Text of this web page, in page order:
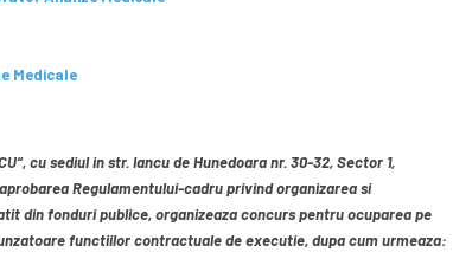
Medicale
cu sediul in str. Iancu de Hunedoara nr. 30-32, Sector 1,
Regulamentului-cadru privind organizarea si
din fonduri publice, organizeaza concurs pentru ocuparea pe
functiilor contractuale de executie, dupa cum urmeaza: